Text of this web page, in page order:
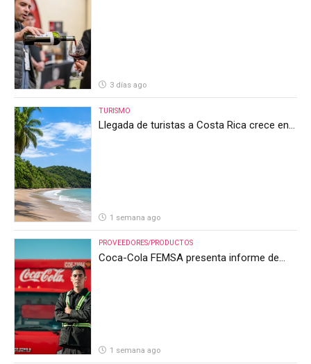
3 días ago
TURISMO
Llegada de turistas a Costa Rica crece en
1 semana ago
PROVEEDORES/PRODUCTOS
Coca-Cola FEMSA presenta informe de
1 semana ago